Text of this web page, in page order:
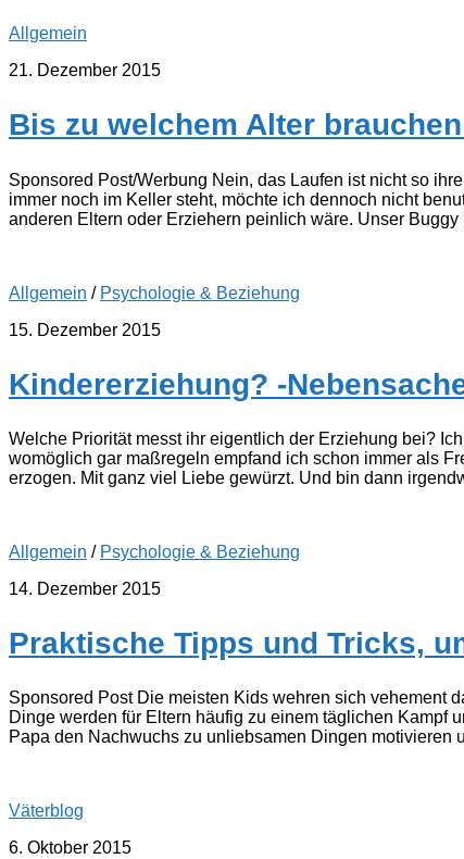
Allgemein
21. Dezember 2015
Bis zu welchem Alter
Sponsored Post/Werbung Nein, das Laufen ist nicht so
immer noch im Keller steht, möchte ich dennoch nicht
anderen Eltern oder Erziehern peinlich wäre. Unser
Allgemein / Psychologie & Beziehung
15. Dezember 2015
Kindererziehung? -
Welche Priorität messt ihr eigentlich der Erziehung bei?
womöglich gar maßregeln empfand ich schon immer als
erzogen. Mit ganz viel Liebe gewürzt. Und bin dann
Allgemein / Psychologie & Beziehung
14. Dezember 2015
Praktische Tipps und Tricks,
Sponsored Post Die meisten Kids wehren sich vehement
Dinge werden für Eltern häufig zu einem täglichen Kampf
Papa den Nachwuchs zu unliebsamen Dingen motivieren
Väterblog
6. Oktober 2015